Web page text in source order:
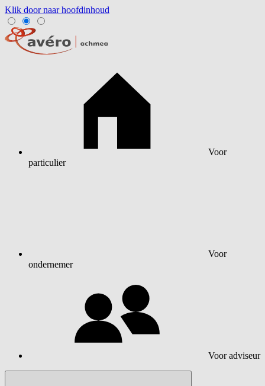
Klik door naar hoofdinhoud
Voor
particulier
Voor
ondernemer
Voor adviseur